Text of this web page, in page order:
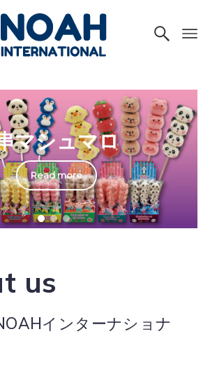
マシュマロ
Read more
us
インターナショナ